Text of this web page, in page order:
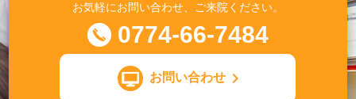
お気軽にお問い合わせ、ご来院ください。
0774-66-7484
お問い合わせ